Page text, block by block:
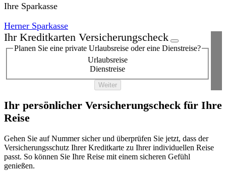
Ihre Sparkasse
Herner Sparkasse
Ihr Kreditkarten Versicherungscheck
Planen Sie eine private Urlaubsreise oder eine Dienstreise?
Urlaubsreise
Dienstreise
Weiter
Ihr persönlicher Versicherungscheck für Ihre
Reise
Gehen Sie auf Nummer sicher und überprüfen Sie jetzt, dass der
Versicherungsschutz Ihrer Kreditkarte zu Ihrer individuellen Reise
passt. So können Sie Ihre Reise mit einem sicheren Gefühl
genießen.